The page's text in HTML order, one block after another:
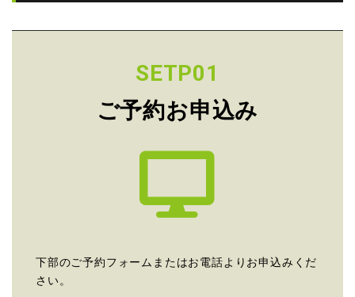
SETP01
ご予約お申込み
下部のご予約フォームまたはお電話よりお申込みくだ
さい。